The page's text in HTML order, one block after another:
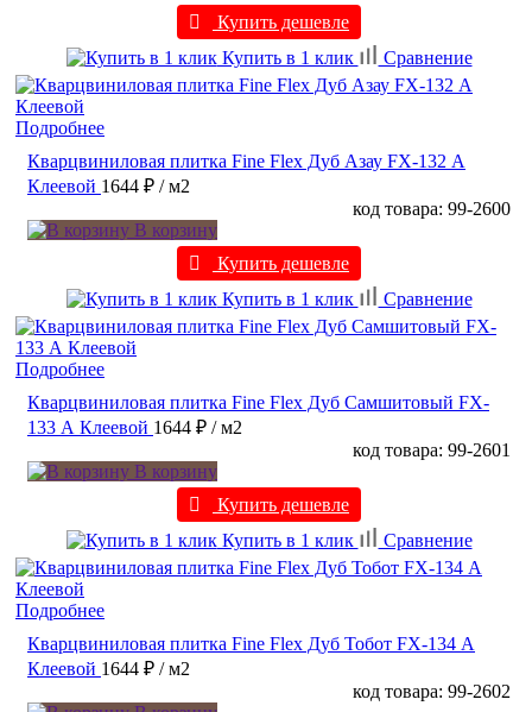
Купить дешевле
Купить в 1 клик
Сравнение
Подробнее
Кварцвиниловая плитка Fine Flex Дуб Азау FX-132 А
Клеевой 1644 ₽ / м2
код товара: 99-2600
В корзину
Купить дешевле
Купить в 1 клик
Сравнение
Подробнее
Кварцвиниловая плитка Fine Flex Дуб Самшитовый FX-
133 А Клеевой 1644 ₽ / м2
код товара: 99-2601
В корзину
Купить дешевле
Купить в 1 клик
Сравнение
Подробнее
Кварцвиниловая плитка Fine Flex Дуб Тобот FX-134 А
Клеевой 1644 ₽ / м2
код товара: 99-2602